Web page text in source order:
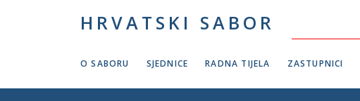
HRVATSKI SABOR
O SABORU SJEDNICE RADNA TIJELA ZASTUPNICI